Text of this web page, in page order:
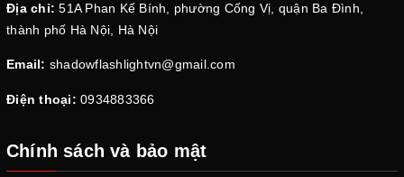
Địa chỉ: 51A Phan Kế Bính, phường Cống Vị, quận Ba Đình,
thành phố Hà Nội, Hà Nội
Email: shadowflashlightvn@gmail.com
Điện thoại: 0934883366
Chính sách và bảo mật